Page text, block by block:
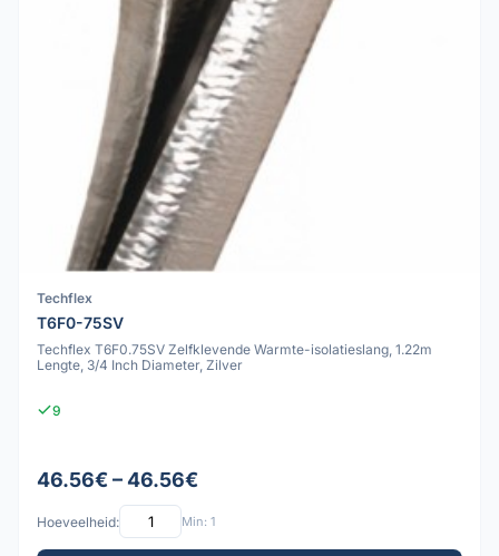
Techflex
T6F0-75SV
Techflex T6F0.75SV Zelfklevende Warmte-isolatieslang, 1.22m
Lengte, 3/4 Inch Diameter, Zilver
9
46.56€ – 46.56€
Hoeveelheid: Min: 1